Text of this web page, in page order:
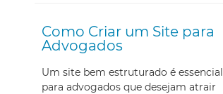
Como Criar um Site para
Advogados
Um site bem estruturado é essencial
para advogados que desejam atrair